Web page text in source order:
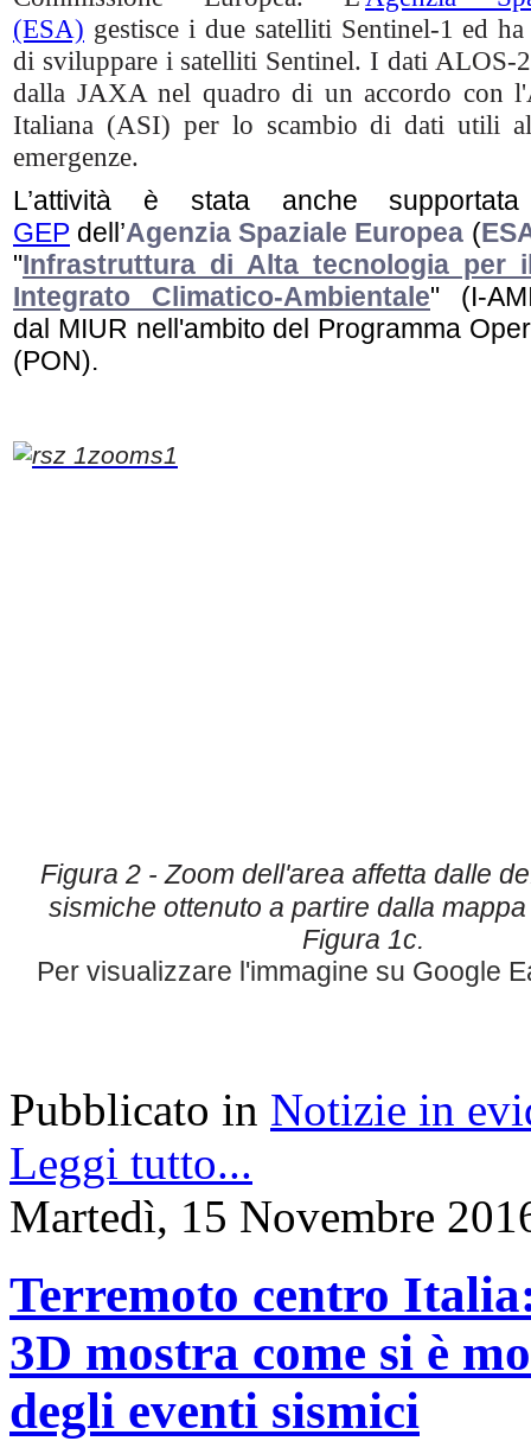
(ESA) gestisce i due satelliti Sentinel-1 ed
di sviluppare i satelliti Sentinel. I dati ALOS-
dalla JAXA nel quadro di un accordo con
Italiana (ASI) per lo scambio di dati utili
emergenze.
L’attività è stata anche
GEP dell’Agenzia Spaziale Europea (
"Infrastruttura di Alta tecnologia per
Integrato Climatico-Ambientale" (I-
dal MIUR nell'ambito del Programma
(PON).
Figura 2 - Zoom dell'area affetta dalle
sismiche ottenuto a partire dalla
Figura 1c.
Per visualizzare l'immagine su Google
Pubblicato in Notizie in
Leggi tutto...
Martedì, 15 Novembre
Terremoto centro
3D mostra come si è
degli eventi sismici